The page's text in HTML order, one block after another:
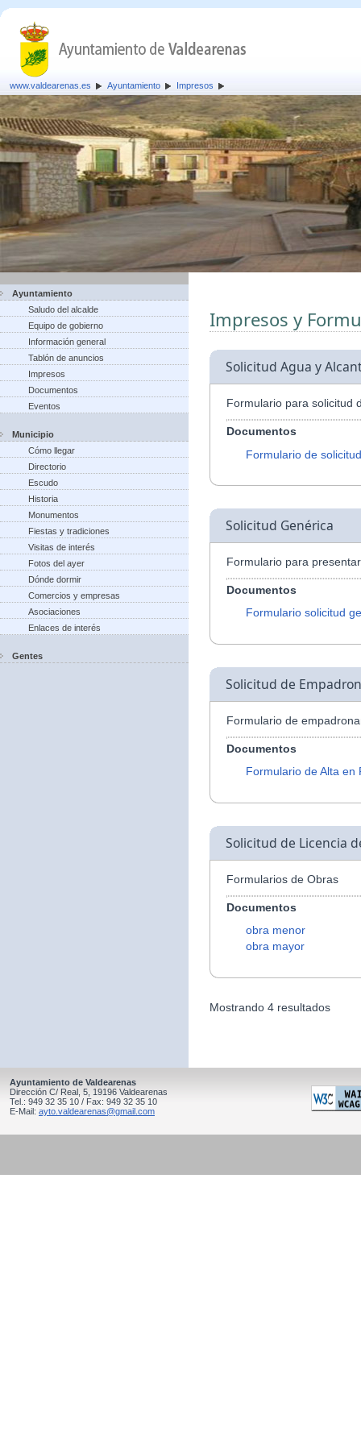
www.valdearenas.es Ayuntamiento Impresos
Ayuntamiento
Saludo del alcalde
Equipo de gobierno
Información general
Tablón de anuncios
Impresos
Documentos
Eventos
Municipio
Cómo llegar
Directorio
Escudo
Historia
Monumentos
Fiestas y tradiciones
Visitas de interés
Fotos del ayer
Dónde dormir
Comercios y empresas
Asociaciones
Enlaces de interés
Gentes
Impresos y
Solicitud Agua y
Formulario para solicitud
Documentos
Formulario de
Solicitud Genérica
Formulario para
Documentos
Formulario solicitud
Solicitud de
Formulario de
Documentos
Formulario de Alta en
Solicitud de Licencia
Formularios de Obras
Documentos
obra menor
obra mayor
Mostrando 4 resultados
Ayuntamiento de Valdearenas
Dirección C/ Real, 5, 19196 Valdearenas
Tel.: 949 32 35 10 / Fax: 949 32 35 10
E-Mail: ayto.valdearenas@gmail.com